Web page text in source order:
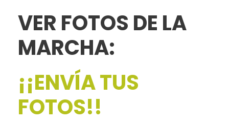
VER FOTOS DE LA
MARCHA:
¡¡ENVÍA TUS
FOTOS!!